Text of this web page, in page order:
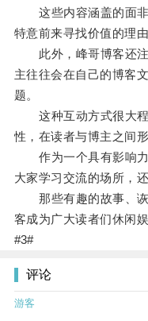
这些内容涵盖的面非
特意前来寻找价值的理由
此外，峰哥博客还注
主往往会在自己的博客
题。
这种互动方式很大程
性，在读者与博主之间
作为一个具有影响力
大家学习交流的场所，
那些有趣的故事、诙
客成为广大读者们休闲
#3#
评论
游客